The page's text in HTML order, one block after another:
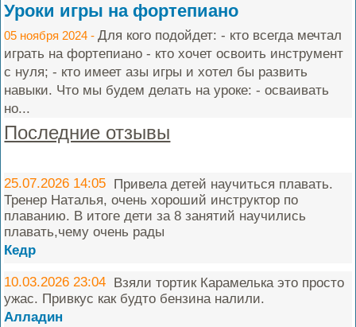
Уроки игры на фортепиано
05 ноября 2024 -Для кого подойдет: - кто всегда мечтал
играть на фортепиано - кто хочет освоить инструмент
с нуля; - кто имеет азы игры и хотел бы развить
навыки. Что мы будем делать на уроке: - осваивать
но...
Последние отзывы
25.07.2026 14:05 Привела детей научиться плавать.
Тренер Наталья, очень хороший инструктор по
плаванию. В итоге дети за 8 занятий научились
плавать,чему очень рады
Кедр
10.03.2026 23:04 Взяли тортик Карамелька это просто
ужас. Привкус как будто бензина налили.
Алладин